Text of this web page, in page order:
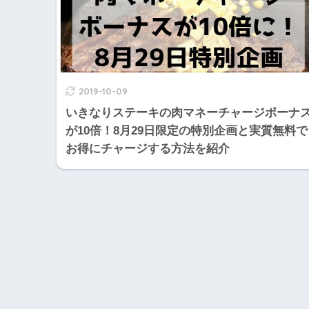
2019-10-09
いきなりステーキの肉マネーチャージボーナ
が10倍！8月29日限定の特別企画と実質無料で
お得にチャージする方法を紹介